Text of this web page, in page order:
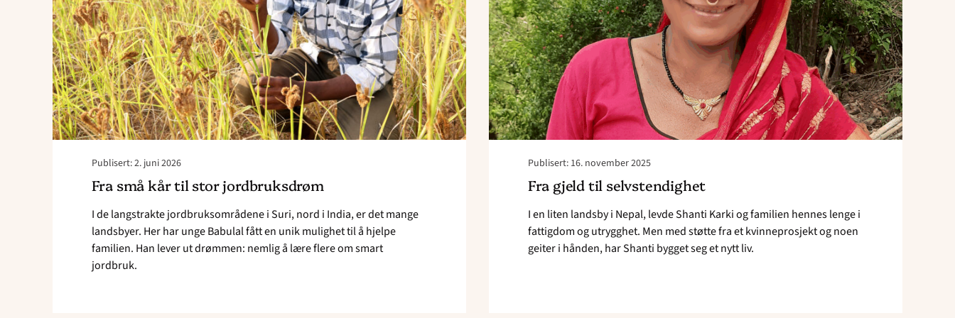
Publisert: 2. juni 2026
Fra små kår til stor jordbruksdrøm
I de langstrakte jordbruksområdene i Suri, nord i India, er det mange
landsbyer. Her har unge Babulal fått en unik mulighet til å hjelpe
familien. Han lever ut drømmen: nemlig å lære flere om smart
jordbruk.
Publisert: 16. november 2025
Fra gjeld til selvstendighet
I en liten landsby i Nepal, levde Shanti Karki og familien hennes lenge i
fattigdom og utrygghet. Men med støtte fra et kvinneprosjekt og noen
geiter i hånden, har Shanti bygget seg et nytt liv.